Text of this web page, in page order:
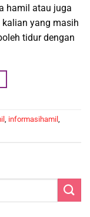
hamil atau juga
yang masih
tidur dengan
informasihamil